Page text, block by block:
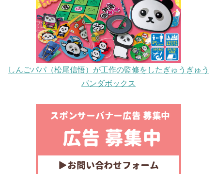
しんごパパ（松尾信悟）が工作の監修をしたぎゅうぎゅう
パンダボックス